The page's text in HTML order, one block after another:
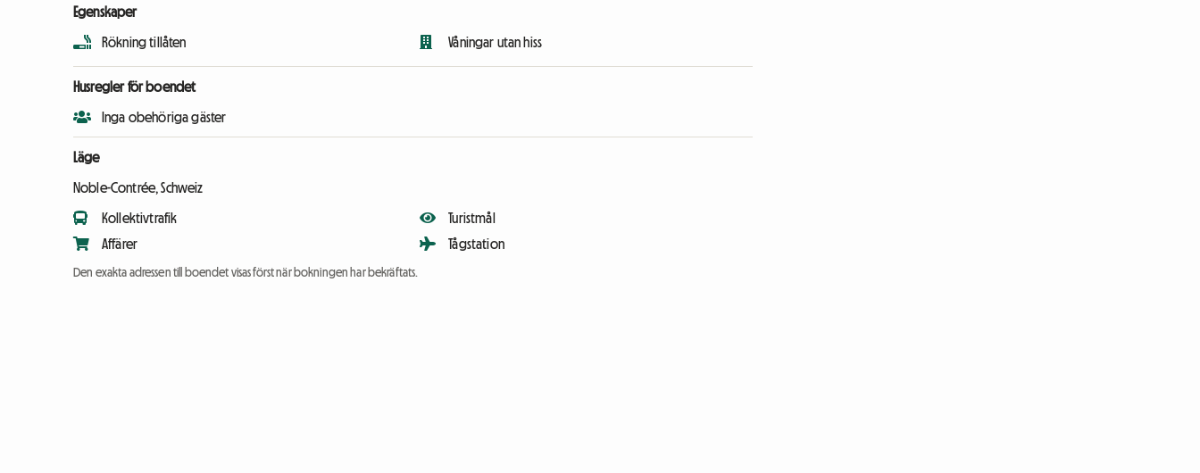
Egenskaper
Rökning tillåten Våningar utan hiss
Husregler för boendet
Inga obehöriga gäster
Läge
Noble-Contrée, Schweiz
Kollektivtrafik
Affärer
Turistmål
Tågstation
Den exakta adressen till boendet visas först när bokningen har bekräftats.